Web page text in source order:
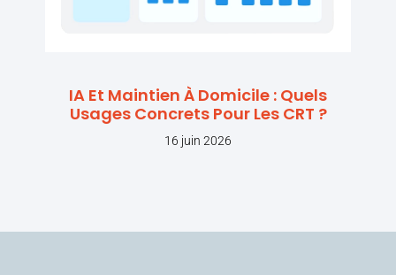
IA Et Maintien À Domicile : Quels
Usages Concrets Pour Les CRT ?
16 juin 2026